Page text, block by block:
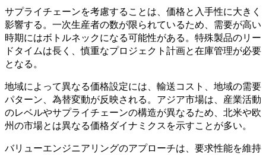
サプライチェーンを考慮することは、価格と入手性に大きく
影響する。一次生産者の数が限られているため、需要が高い
時期にはボトルネックになる可能性がある。特殊製品のリー
ドタイムは長く、慎重なプロジェクト計画と在庫管理が必要
となる。
地域によって異なる価格設定には、輸送コスト、地域の需要
パターン、為替変動が反映される。アジア市場は、産業活動
のレベルやサプライチェーンの構造が異なるため、北米や欧
州の市場とは異なる価格ダイナミクスを示すことが多い。
バリューエンジニアリングのアプローチは、要求性能を維持